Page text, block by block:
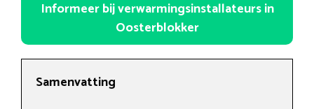
Informeer bij verwarmingsinstallateurs in
Oosterblokker
Samenvatting